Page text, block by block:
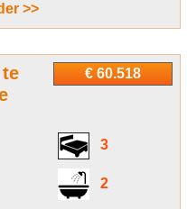
>>
€ 60.518
3
2